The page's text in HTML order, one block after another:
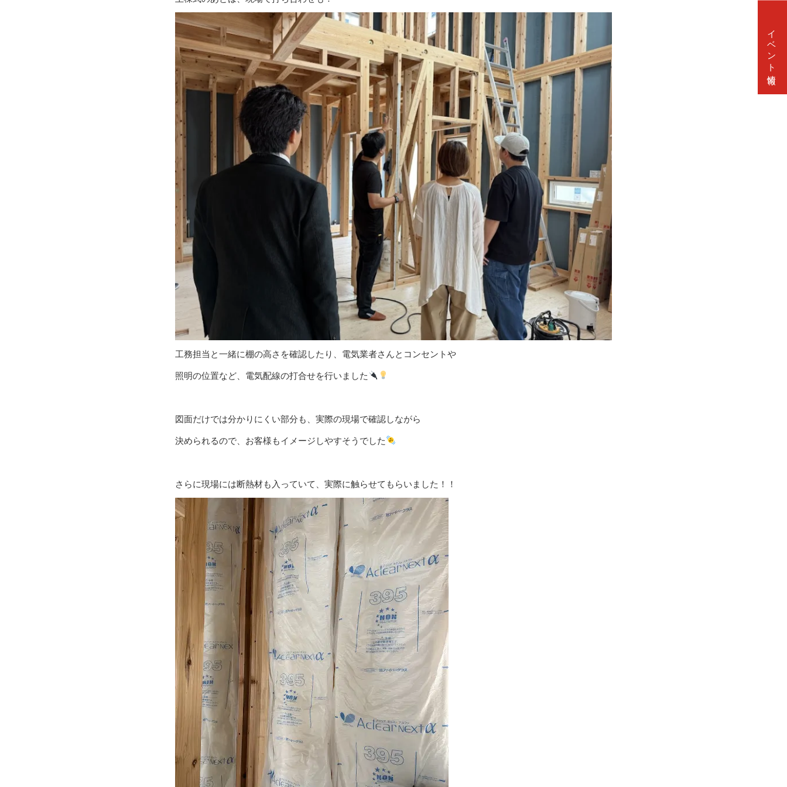
工務担当と一緒に棚の高さを確認したり、電気業者さんとコンセントや
照明の位置など、電気配線の打合せを行いました
図面だけでは分かりにくい部分も、実際の現場で確認しながら
決められるので、お客様もイメージしやすそうでした
さらに現場には断熱材も入っていて、実際に触らせてもらいました！！
イベント情報